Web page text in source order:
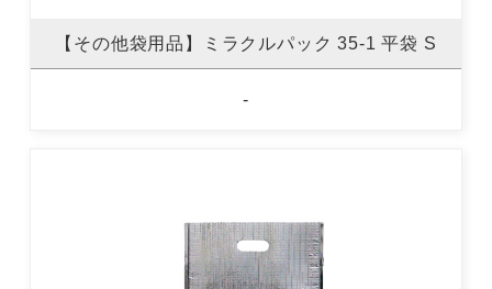
【その他袋用品】ミラクルパック 35-1 平袋 S
-